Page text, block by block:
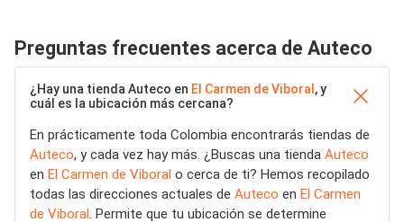
Preguntas frecuentes acerca de Auteco
¿Hay una tienda Auteco en El Carmen de Viboral , y
cuál es la ubicación más cercana?
En prácticamente toda Colombia encontrarás tiendas de
Auteco, y cada vez hay más. ¿Buscas una tienda Auteco
en El Carmen de Viboral o cerca de ti? Hemos recopilado
todas las direcciones actuales de Auteco en El Carmen
de Viboral. Permite que tu ubicación se determine